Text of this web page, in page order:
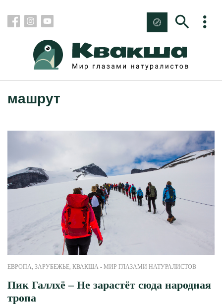
машрут
ЕВРОПА, ЗАРУБЕЖЬЕ, КВАКША - МИР ГЛАЗАМИ НАТУРАЛИСТОВ
Пик Галлхё – Не зарастёт сюда народная
тропа